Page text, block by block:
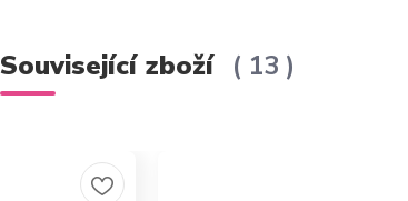
Související zboží 13